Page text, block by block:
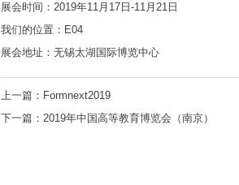
展会时间：2019年11月17日-11月21日
我们的位置：E04
展会地址：无锡太湖国际博览中心
上一篇：Formnext2019
下一篇：2019年中国高等教育博览会（南京）